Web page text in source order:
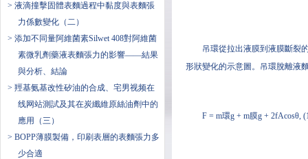
> 液滴撞擊固體表麵過程中黏度與表麵張
力係數變化（二）
> 添加不同量阿維菌素Silwet 408對阿維菌
素微乳劑藥液表麵張力的影響——結果
與分析、結論
> 羥基氨基改性矽油的合成、宅男视频在
线网站測試及其在炭纖維原絲油劑中的
應用（三）
> BOPP薄膜製備，印刷表層的表麵張力多
少合適
吊環從拉出液膜到液膜斷裂
形狀變化的示意圖。吊環脫離液
F = m環g + m膜g + 2fAcosθ,